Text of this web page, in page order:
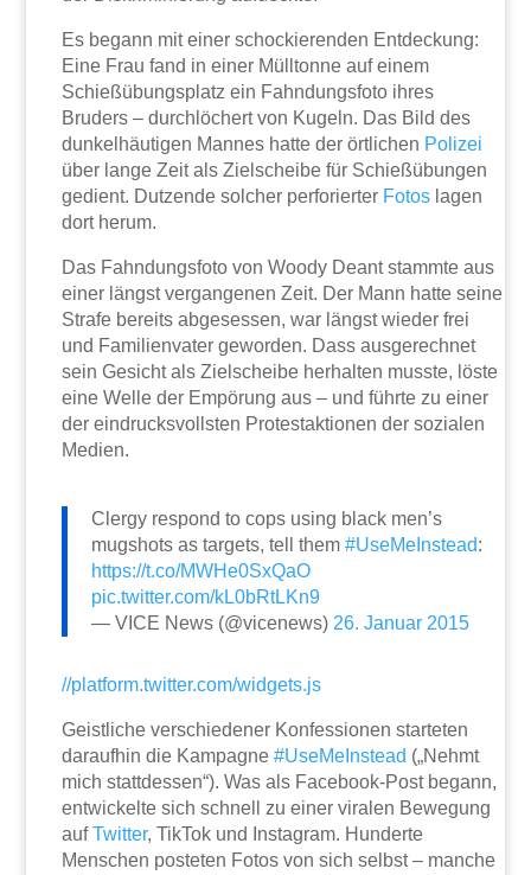
Es begann mit einer schockierenden Entdeckung:
Eine Frau fand in einer Mülltonne auf einem
Schießübungsplatz ein Fahndungsfoto ihres
Bruders – durchlöchert von Kugeln. Das Bild des
dunkelhäutigen Mannes hatte der örtlichen Polizei
über lange Zeit als Zielscheibe für Schießübungen
gedient. Dutzende solcher perforierter Fotos lagen
dort herum.
Das Fahndungsfoto von Woody Deant stammte aus
einer längst vergangenen Zeit. Der Mann hatte seine
Strafe bereits abgesessen, war längst wieder frei
und Familienvater geworden. Dass ausgerechnet
sein Gesicht als Zielscheibe herhalten musste, löste
eine Welle der Empörung aus – und führte zu einer
der eindrucksvollsten Protestaktionen der sozialen
Medien.
Clergy respond to cops using black men’s
mugshots as targets, tell them#UseMeInstead:
https://t.co/MWHe0SxQaO
pic.twitter.com/kL0bRtLKn9
— VICE News (@vicenews)26. Januar 2015
//platform.twitter.com/widgets.js
Geistliche verschiedener Konfessionen starteten
daraufhin die Kampagne#UseMeInstead („Nehmt
mich stattdessen“). Was als Facebook-Post begann,
entwickelte sich schnell zu einer viralen Bewegung
aufTwitter, TikTok und Instagram. Hunderte
Menschen posteten Fotos von sich selbst – manche